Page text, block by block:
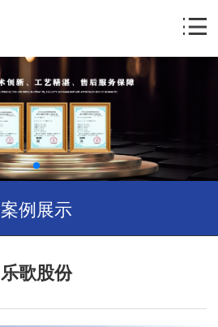
案例展示
乐歌股份